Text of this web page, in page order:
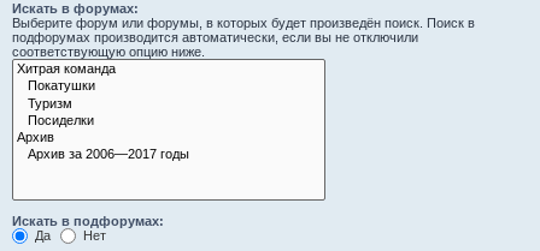
Искать в форумах:
Выберите форум или форумы, в которых будет произведён поиск. Поиск в
подфорумах производится автоматически, если вы не отключили
соответствующую опцию ниже.
Искать в подфорумах:
Да
Нет